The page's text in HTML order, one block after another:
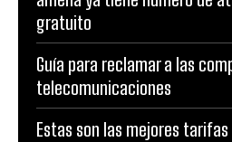
gratuito
Guía para reclamar a las
telecomunicaciones
Estas son las mejores tarifas